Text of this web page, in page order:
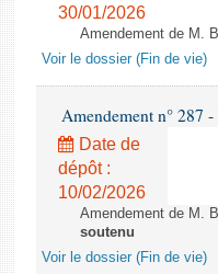
30/01/2026
Amendement de M.
Voir le dossier (Fin de vie)
Amendement n° 287
Date de
dépôt :
10/02/2026
Amendement de M.
soutenu
Voir le dossier (Fin de vie)